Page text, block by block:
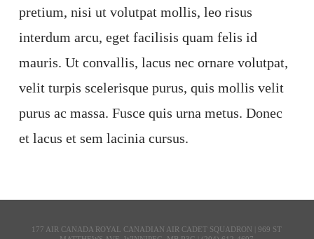
pretium, nisi ut volutpat mollis, leo risus
interdum arcu, eget facilisis quam felis id
mauris. Ut convallis, lacus nec ornare volutpat,
velit turpis scelerisque purus, quis mollis velit
purus ac massa. Fusce quis urna metus. Donec
et lacus et sem lacinia cursus.
177 AIR CANADA ROYAL CANADIAN AIR CADET SQUADRON | 969 ST